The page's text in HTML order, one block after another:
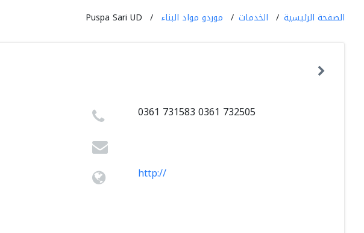
الصفحة الرئيسية الخدمات موردو مواد البناء Puspa Sari UD
0361 731583 0361 732505
http://